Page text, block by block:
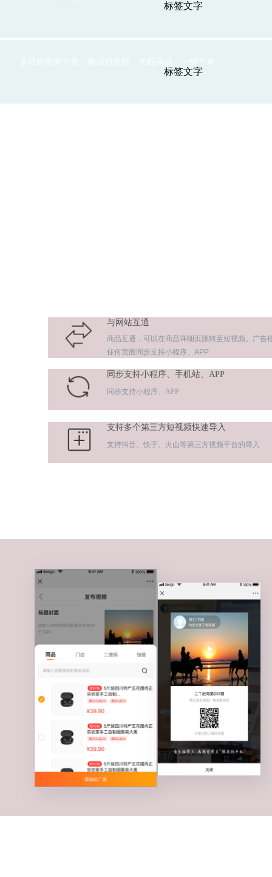
标签文字
标签文字
与网站互通
商品互通，可以在商品详细页跳转至短视频。广告
任何页面同步支持小程序、APP
同步支持小程序、手机站、APP
同步支持小程序、APP
支持多个第三方短视频快速导入
支持抖音、快手、火山等第三方视频平台的导入